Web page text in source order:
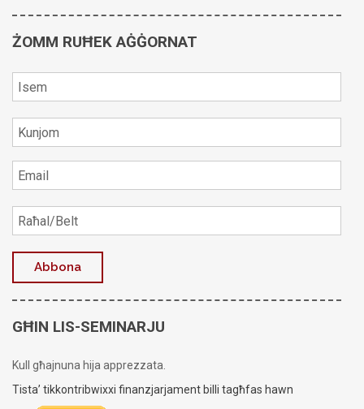
ŻOMM RUĦEK AĠĠORNAT
GĦIN LIS-SEMINARJU
Kull għajnuna hija apprezzata.
Tista’ tikkontribwixxi finanzjarjament billi tagħfas hawn